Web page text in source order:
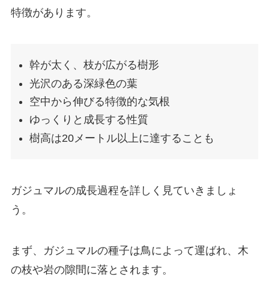
特徴があります。
幹が太く、枝が広がる樹形
光沢のある深緑色の葉
空中から伸びる特徴的な気根
ゆっくりと成長する性質
樹高は20メートル以上に達することも
ガジュマルの成長過程を詳しく見ていきましょ
う。
まず、ガジュマルの種子は鳥によって運ばれ、木
の枝や岩の隙間に落とされます。